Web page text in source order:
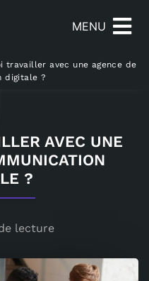
MENU
travailler avec une agence de
digitale ?
AVEC UNE
?
lecture